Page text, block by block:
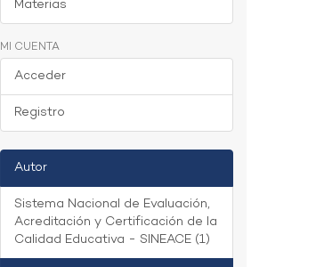
Materias
MI CUENTA
Acceder
Registro
Autor
Sistema Nacional de Evaluación,
Acreditación y Certificación de la
Calidad Educativa - SINEACE (1)